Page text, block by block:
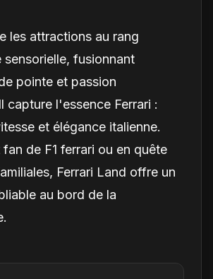
les attractions au rang
sensorielle, fusionnant
pointe et passion
capture l'essence Ferrari :
et élégance italienne.
de F1 ferrari ou en quête
Ferrari Land offre un
au bord de la